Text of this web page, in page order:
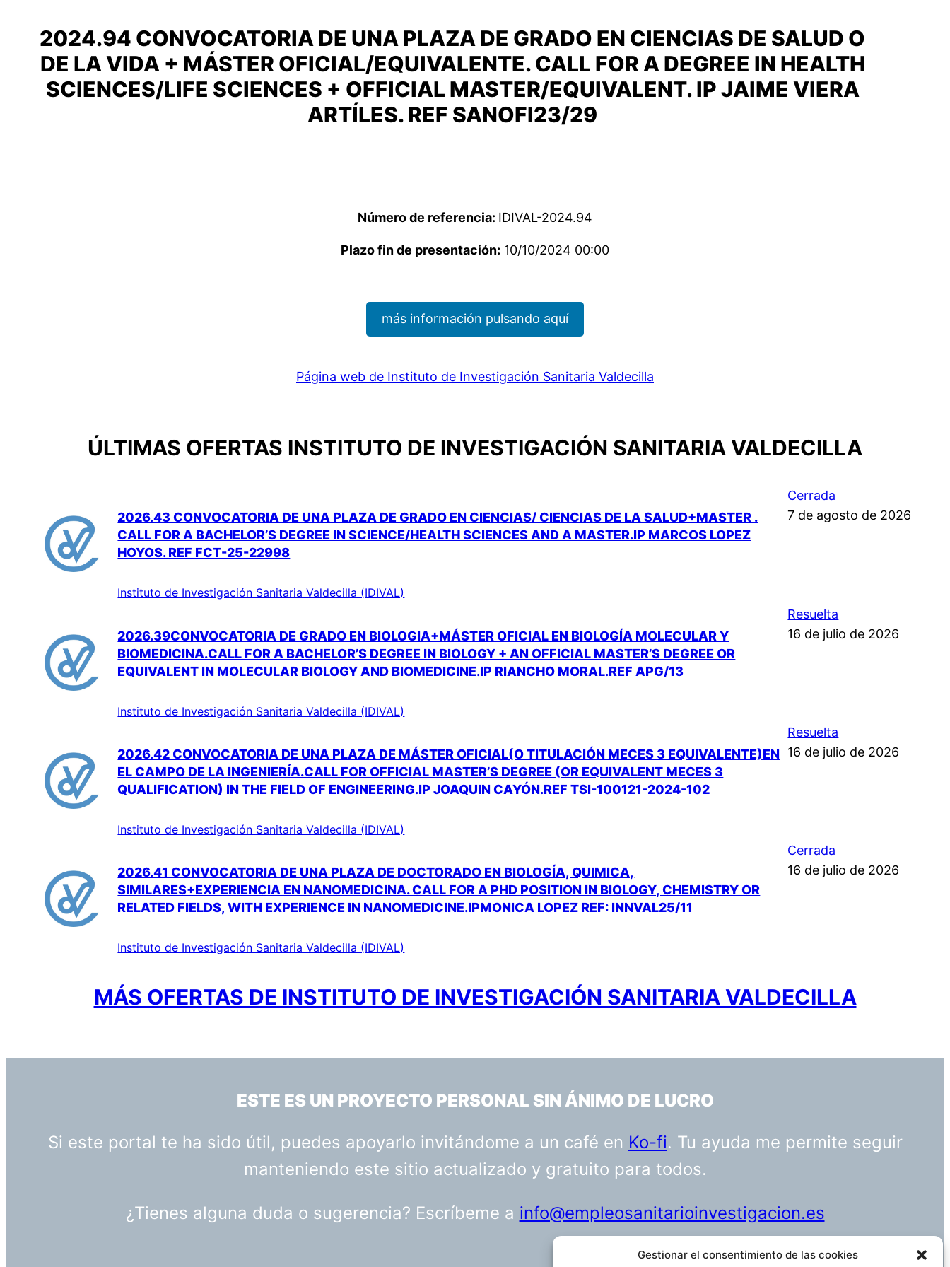
Gestionar el consentimiento de las cookies
2024.94 CONVOCATORIA DE UNA PLAZA DE GRADO EN CIENCIAS DE SALUD O
DE LA VIDA + MÁSTER OFICIAL/EQUIVALENTE. CALL FOR A DEGREE IN HEALTH
SCIENCES/LIFE SCIENCES + OFFICIAL MASTER/EQUIVALENT. IP JAIME VIERA
ARTÍLES. REF SANOFI23/29
Número de referencia: IDIVAL-2024.94
Plazo fin de presentación: 10/10/2024 00:00
más información pulsando aquí
Página web de Instituto de Investigación Sanitaria Valdecilla
ÚLTIMAS OFERTAS INSTITUTO DE INVESTIGACIÓN SANITARIA VALDECILLA
2026.43 CONVOCATORIA DE UNA PLAZA DE GRADO EN CIENCIAS/ CIENCIAS DE LA SALUD+MASTER .
CALL FOR A BACHELOR’S DEGREE IN SCIENCE/HEALTH SCIENCES AND A MASTER.IP MARCOS LOPEZ
HOYOS. REF FCT-25-22998
Instituto de Investigación Sanitaria Valdecilla (IDIVAL)
Cerrada
7 de agosto de 2026
2026.39CONVOCATORIA DE GRADO EN BIOLOGIA+MÁSTER OFICIAL EN BIOLOGÍA MOLECULAR Y
BIOMEDICINA.CALL FOR A BACHELOR’S DEGREE IN BIOLOGY + AN OFFICIAL MASTER’S DEGREE OR
EQUIVALENT IN MOLECULAR BIOLOGY AND BIOMEDICINE.IP RIANCHO MORAL.REF APG/13
Instituto de Investigación Sanitaria Valdecilla (IDIVAL)
Resuelta
16 de julio de 2026
2026.42 CONVOCATORIA DE UNA PLAZA DE MÁSTER OFICIAL(O TITULACIÓN MECES 3 EQUIVALENTE)EN
EL CAMPO DE LA INGENIERÍA.CALL FOR OFFICIAL MASTER’S DEGREE (OR EQUIVALENT MECES 3
QUALIFICATION) IN THE FIELD OF ENGINEERING.IP JOAQUIN CAYÓN.REF TSI-100121-2024-102
Instituto de Investigación Sanitaria Valdecilla (IDIVAL)
Resuelta
16 de julio de 2026
2026.41 CONVOCATORIA DE UNA PLAZA DE DOCTORADO EN BIOLOGÍA, QUIMICA,
SIMILARES+EXPERIENCIA EN NANOMEDICINA. CALL FOR A PHD POSITION IN BIOLOGY, CHEMISTRY OR
RELATED FIELDS, WITH EXPERIENCE IN NANOMEDICINE.IPMONICA LOPEZ REF: INNVAL25/11
Instituto de Investigación Sanitaria Valdecilla (IDIVAL)
Cerrada
16 de julio de 2026
MÁS OFERTAS DE INSTITUTO DE INVESTIGACIÓN SANITARIA VALDECILLA
ESTE ES UN PROYECTO PERSONAL SIN ÁNIMO DE LUCRO
Si este portal te ha sido útil, puedes apoyarlo invitándome a un café en Ko-fi. Tu ayuda me permite seguir
manteniendo este sitio actualizado y gratuito para todos.
¿Tienes alguna duda o sugerencia? Escríbeme a info@empleosanitarioinvestigacion.es